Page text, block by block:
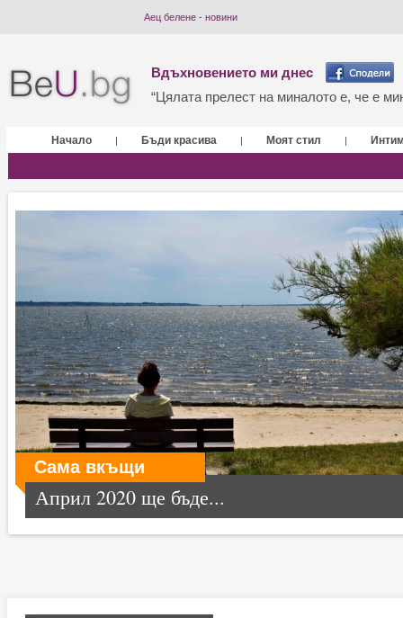
Аец белене - новини
Вдъхновението ми днес
“Цялата прелест на миналото е, че е
Начало | Бъди красива | Моят стил |
Сама вкъщи
Април 2020 ще бъде...